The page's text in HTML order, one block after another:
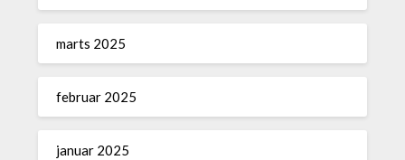
marts 2025
februar 2025
januar 2025